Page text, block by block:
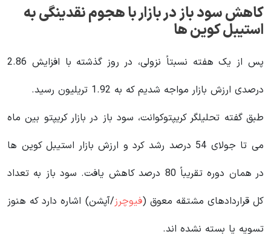
کاهش سود باز در بازار با هجوم نقدینگی به
استیبل کوین ها
پس از یک هفته نسبتاً نزولی، در روز گذشته با افزایش 2.86
درصدی ارزش بازار مواجه شدیم که به 1.92 تریلیون رسید.
طبق گفته تحلیلگر کریپتوکوانت، سود باز در بازار کریپتو بین ماه
می تا جولای 54 درصد رشد کرد و ارزش بازار استیبل کوین ها
در همان دوره تقریباً 80 درصد کاهش یافت. سود باز به تعداد
کل قراردادهای مشتقه معوق (فیوچرز/آپشن) اشاره دارد که هنوز
تسویه یا بسته نشده اند.